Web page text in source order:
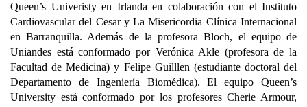
Queen’s Univeristy en Irlanda en colaboración con el Instituto
Cardiovascular del Cesar y La Misericordia Clínica Internacional
en Barranquilla. Además de la profesora Bloch, el equipo de
Uniandes está conformado por Verónica Akle (profesora de la
Facultad de Medicina) y Felipe Guilllen (estudiante doctoral del
Departamento de Ingeniería Biomédica). El equipo Queen’s
University está conformado por los profesores Cherie Armour,